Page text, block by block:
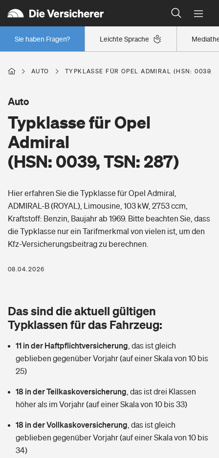
Leichte Sprache
Sie haben Fragen?
Wer versichert was: Jetzt Versicherer finden
Regionalklassen: So ist Ihre Region eingestuft
Wer versichert was: Jetzt Versicherer finden
Berufsunfähigkeitsversicherung
Arbeitsrechtsschutz
Berufshaftpflichtversicherung
Rentenrechner: Wie viel Geld bekomme ich im Alter?
Wer versichert was: Jetzt Versicherer finden
Sie haben Fragen?
Wohnen
Wohngebäudeversicherung
Hausratversicherung
Elementarversicherung
Photovoltaik
Wärmepumpen versichern
Vermieterrrechtsschutz
Mietkautionsversicherung
Restkreditversicherung
Zur Übersicht
Tools
Pri­vate Haft­pflicht­
Rechts­schutz­ver­si­che­rung
Kinderunfall­ver­si­che­rung
Reiseversicherung
Handyversicherung
Gesundheit
Private Krankenversicherung
Tierkrankenversicherung
Zur Übersicht
Sie haben Fragen?
AUTO TYPKLASSE FÜR OPEL ADMIRAL (HSN: 0039,
Typklasse für Opel
Admiral
(HSN: 0039, TSN: 287)
Auto
Hier erfahren Sie die Typklasse für Opel Admiral,
ADMIRAL-B (ROYAL), Limousine, 103 kW, 2753 ccm,
Kraftstoff: Benzin, Baujahr ab 1969. Bitte beachten Sie, dass
die Typklasse nur ein Tarifmerkmal von vielen ist, um den
Kfz-Versicherungsbeitrag zu berechnen.
08.04.2026
Das sind die aktuell gültigen
Typklassen für das Fahrzeug:
11 in der Haftpflichtversicherung das ist gleich
geblieben gegenüber Vorjahr (auf einer Skala von 10 bis
25)
18 in der Teilkaskoversicherung das ist drei Klassen
höher als im Vorjahr (auf einer Skala von 10 bis 33)
18 in der Vollkaskoversicherung das ist gleich
geblieben gegenüber Vorjahr (auf einer Skala von 10 bis
34)